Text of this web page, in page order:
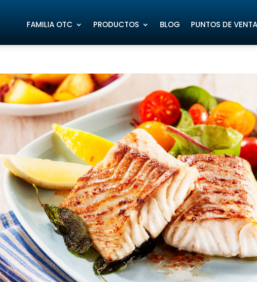
FAMILIA OTC PRODUCTOS BLOG PUNTOS DE VENTA